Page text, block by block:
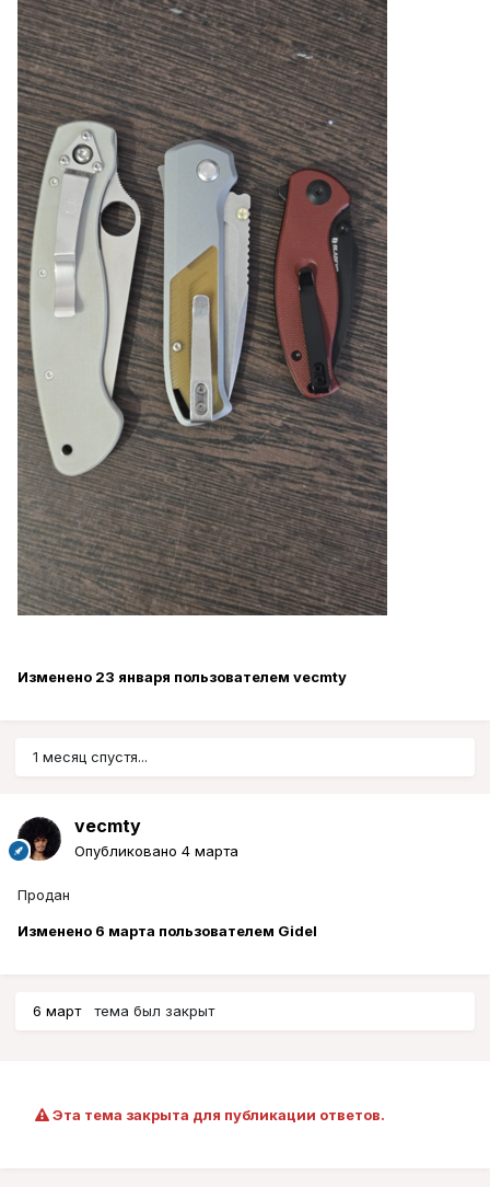
Изменено 23 января пользователем vecmty
1 месяц спустя...
vecmty
Опубликовано 4 марта
Продан
Изменено 6 марта пользователем Gidel
6 март тема был закрыт
Эта тема закрыта для публикации ответов.